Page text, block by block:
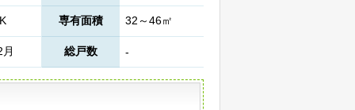
専有面積 32～46㎡
総戸数 -